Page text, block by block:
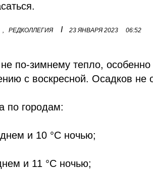
, РЕДКОЛЛЕГИЯ I 23 ЯНВАРЯ 2023 06:52
по-зимнему тепло,
с воскресной. Осадков не
по городам:
и 10 °C ночью;
и 11 °C ночью;